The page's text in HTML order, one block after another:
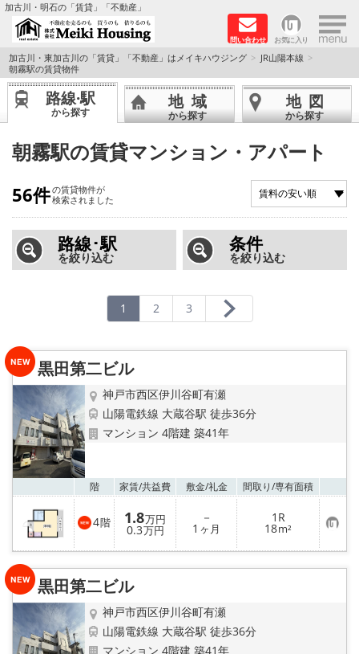
加古川・明石の「賃貸」「不動産」
問い合わせ お気に入り ×
TOPページ
☆メイキハウジングオススメ物件特集☆
ファミリー物件
ペットOK物件
◆新築物件の新設備で快適♪◆
路線·駅から探す
地域から探す
地図から探す
スタッフ紹介
Instagram
店舗情報·アクセス
会社概要
メールでお問い合わせ
加古川・東加古川の「賃貸」「不動産」はメイキハウジング
JR山陽本線
朝霧駅の賃貸物件
路線·駅
から探す
地域
から探す
地図
から探す
朝霧駅の賃貸マンション・アパート
56件の賃貸物件が
検索されました
路線･駅
を絞り込む
条件
を絞り込む
1 2 3
黒田第二ビル
神戸市西区伊川谷町有瀬
山陽電鉄線 大蔵谷駅 徒歩36分
マンション 4階建 築41年
階 家賃/共益費 敷金/礼金 間取り/専有面積
4階 1.8万円
0.3万円
－
1 ヶ月
1R
18m² お
気
に
り
黒田第二ビル
神戸市西区伊川谷町有瀬
山陽電鉄線 大蔵谷駅 徒歩36分
マンション 4階建 築41年